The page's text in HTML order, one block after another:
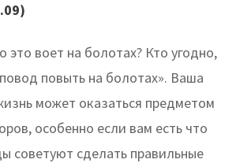
это воет на болотах? Кто угодно,
повод повыть на болотах». Ваша
может оказаться предметом
особенно если вам есть что
советуют сделать правильные